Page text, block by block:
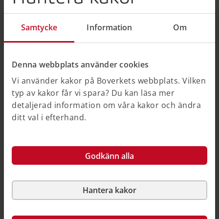
Samtycke Information Om
Denna webbplats använder cookies
Vi använder kakor på Boverkets webbplats. Vilken
typ av kakor får vi spara? Du kan läsa mer
detaljerad information om våra kakor och ändra
ditt val i efterhand.
Godkänn alla
Hantera kakor
Att tänka på: Mål och visioner i ÖP
Relevanta visioner och utgångspunkter
kommunala ställningstaganden, strategier,
program och riktlinjer gällande
ekosystemtjänster i till exempel
handlingsplaner för grön infrastruktur,
grönstrukturprogram, hållbarhetsprogram,
miljöstrategier med mera, som är relevanta
Är det en ändring av översiktsplanen kan
målsättningar formuleras på en konkretare
utvecklingsstrategi och ställningstaganden.
Ta reda på vilka behov av ekosystemtjänster
grund av bebyggelseutvecklingen.